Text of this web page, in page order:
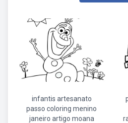
infantis artesanato
passo coloring menino
janeiro artigo moana